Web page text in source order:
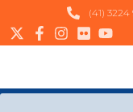
(41) 3224